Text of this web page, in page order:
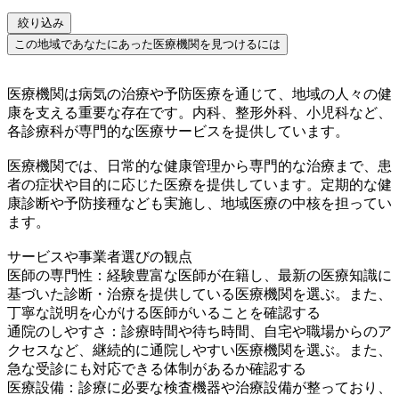
絞り込み
この地域であなたにあった医療機関を見つけるには
医療機関は病気の治療や予防医療を通じて、地域の人々の健
康を支える重要な存在です。内科、整形外科、小児科など、
各診療科が専門的な医療サービスを提供しています。
医療機関では、日常的な健康管理から専門的な治療まで、患
者の症状や目的に応じた医療を提供しています。定期的な健
康診断や予防接種なども実施し、地域医療の中核を担ってい
ます。
サービスや事業者選びの観点
医師の専門性：経験豊富な医師が在籍し、最新の医療知識に
基づいた診断・治療を提供している医療機関を選ぶ。また、
丁寧な説明を心がける医師がいることを確認する
通院のしやすさ：診療時間や待ち時間、自宅や職場からのア
クセスなど、継続的に通院しやすい医療機関を選ぶ。また、
急な受診にも対応できる体制があるか確認する
医療設備：診療に必要な検査機器や治療設備が整っており、